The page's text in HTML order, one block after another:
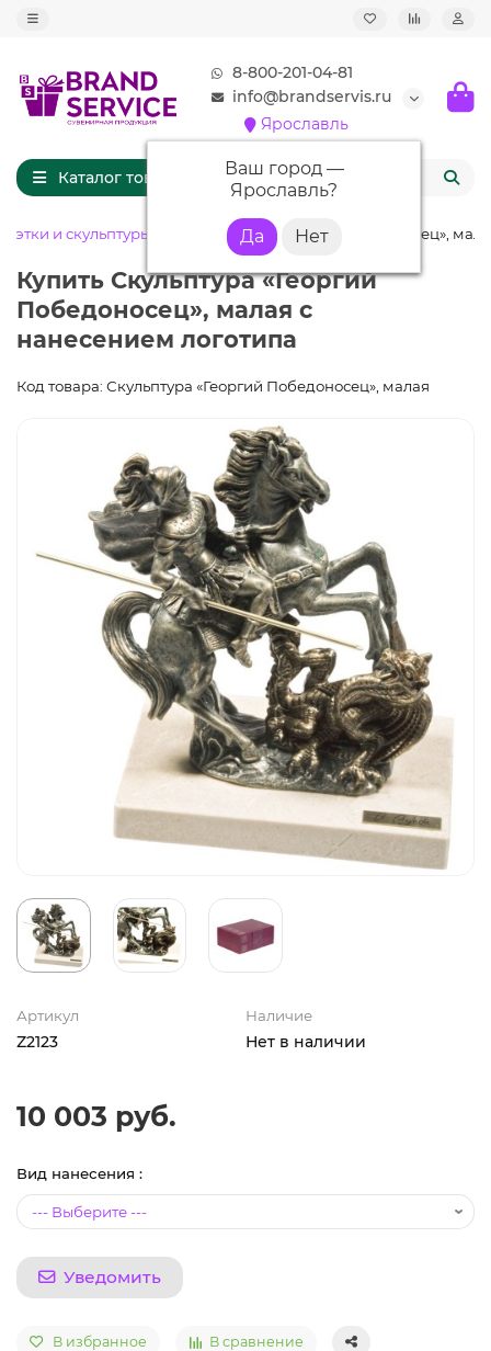
8-800-201-04-81
info@brandservis.ru
Ярославль
Ваш город —
Ярославль?
Каталог товаров
и скульптуры Скульптура «Георгий Победоносец»,
Купить Скульптура «Георгий
Победоносец», малая с
нанесением логотипа
Код товара: Скульптура «Георгий Победоносец», малая
Артикул
Z2123
Наличие
Нет в наличии
10 003 руб.
Вид нанесения :
Уведомить
В избранное В сравнение